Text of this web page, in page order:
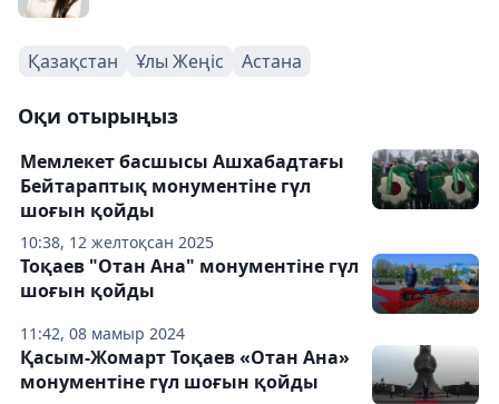
Қазақстан Ұлы Жеңіс Астана
Оқи отырыңыз
10:38, 12 желтоқсан 2025
Мемлекет басшысы Ашхабадтағы
Бейтараптық монументіне гүл
шоғын қойды
11:42, 08 мамыр 2024
Тоқаев "Отан Ана" монументіне гүл
шоғын қойды
Қасым-Жомарт Тоқаев «Отан Ана»
монументіне гүл шоғын қойды